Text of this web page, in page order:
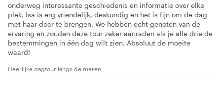
onderweg interessante geschiedenis en informatie over elke
plek. Isa is erg vriendelijk, deskundig en het is fijn om de dag
met haar door te brengen. We hebben echt genoten van de
ervaring en zouden deze tour zeker aanraden als je alle drie de
bestemmingen in één dag wilt zien. Absoluut de moeite
waard!
Heerlijke dagtour langs de meren